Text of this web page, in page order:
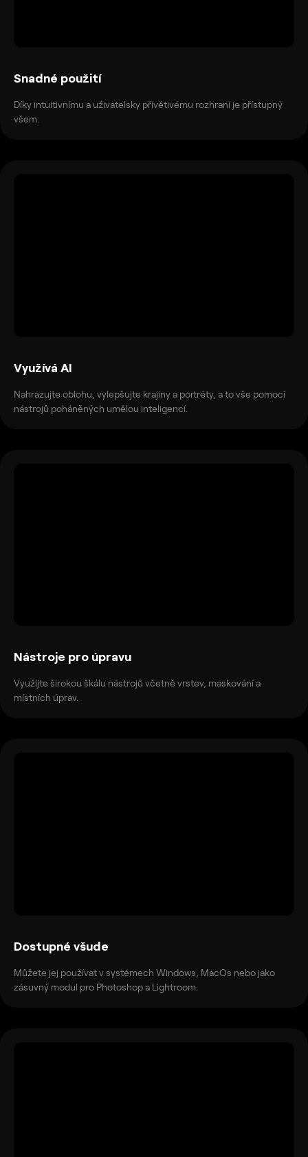
Snadné použití
Díky intuitivnímu a uživatelsky přívětivému rozhraní je přístupný
všem.
Využívá AI
Nahrazujte oblohu, vylepšujte krajiny a portréty, a to vše pomocí
nástrojů poháněných umělou inteligencí.
Nástroje pro úpravu
Využijte širokou škálu nástrojů včetně vrstev, maskování a
místních úprav.
Dostupné všude
Můžete jej používat v systémech Windows, MacOs nebo jako
zásuvný modul pro Photoshop a Lightroom.